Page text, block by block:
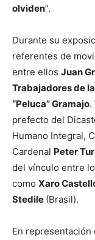
olviden”.
Durante su
referentes de
entre ellos Juan
Trabajadores de
“Peluca” Gramajo.
prefecto del
Humano Integral,
Cardenal Peter
del vínculo entre
como Xaro
Stedile (Brasil).
En